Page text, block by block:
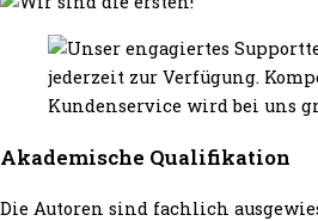
Akademische Qualifikation
Die Autoren sind fachlich